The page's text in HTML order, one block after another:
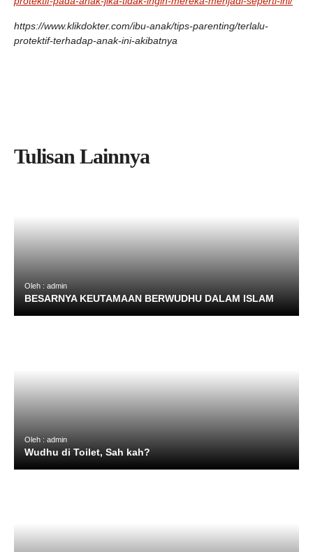
https://www.klikdokter.com/ibu-anak/tips-parenting/terlalu-
protektif-terhadap-anak-ini-akibatnya
Tulisan Lainnya
Oleh : admin
BESARNYA KEUTAMAAN BERWUDHU DALAM ISLAM
Oleh : admin
‎Wudhu di Toilet, Sah kah?